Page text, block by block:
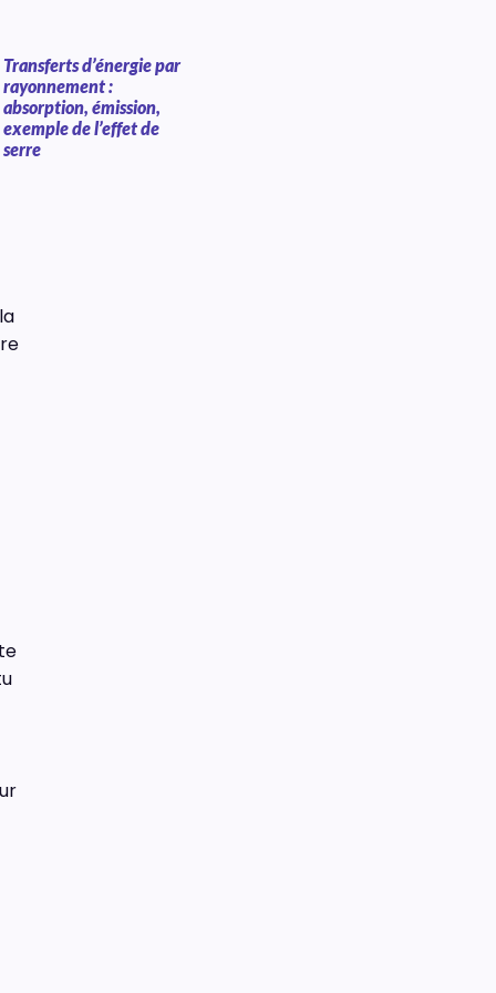
Transferts d’énergie par
rayonnement :
absorption, émission,
exemple de l’effet de
serre